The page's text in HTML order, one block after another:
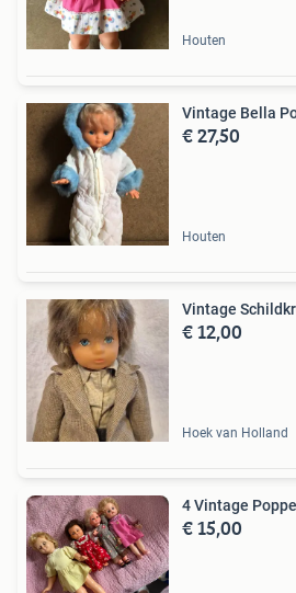
Houten
Vintage Bella
€ 27,50
Houten
Vintage
€ 12,00
Hoek van Holland
4 Vintage
€ 15,00